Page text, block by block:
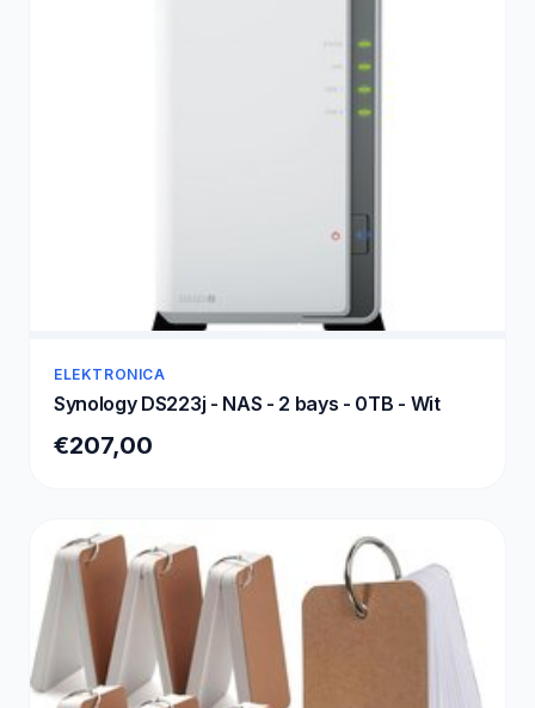
ELEKTRONICA
Synology DS223j - NAS - 2 bays - 0TB - Wit
€207,00